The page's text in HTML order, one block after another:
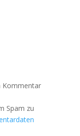
Kommentar
Spam zu